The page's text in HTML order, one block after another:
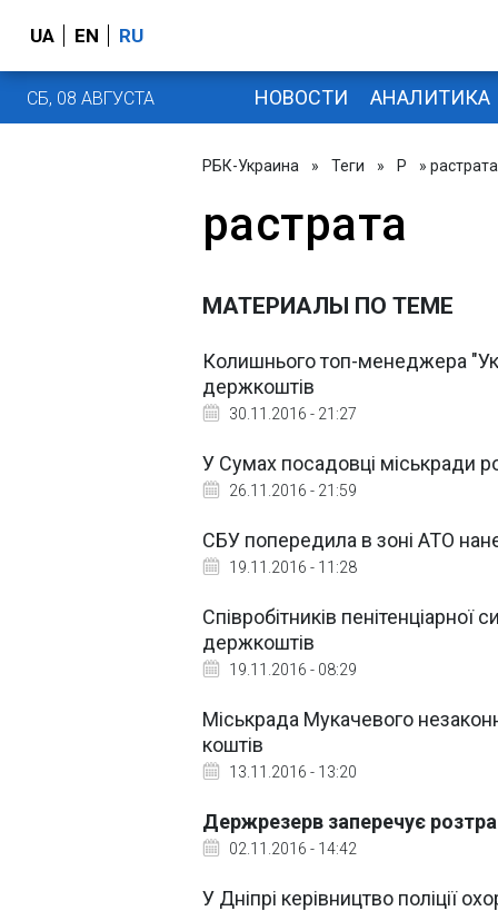
UA EN RU
СБ, 08 АВГУСТА НОВОСТИ АНАЛИТИКА
РБК-Украина » Теги » Р » растрата
растрата
МАТЕРИАЛЫ ПО ТЕМЕ
Колишнього топ-менеджера
держкоштів
30.11.2016 - 21:27
У Сумах посадовці міськради
26.11.2016 - 21:59
СБУ попередила в зоні АТО
19.11.2016 - 11:28
Співробітників
держкоштів
19.11.2016 - 08:29
Міськрада Мукачевого
коштів
13.11.2016 - 13:20
Держрезерв заперечує
02.11.2016 - 14:42
У Дніпрі керівництво поліції